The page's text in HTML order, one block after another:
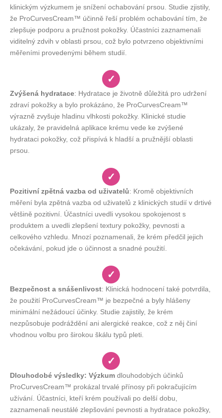
klinickým výzkumem je snížení ochabování prsou. Studie zjistily,
že ProCurvesCream™ účinně řeší problém ochabování tím, že
zlepšuje podporu a pružnost pokožky. Účastníci zaznamenali
viditelný zdvih v oblasti prsou, což bylo potvrzeno objektivními
měřeními provedenými během studií.
✓
Zvýšená hydratace: Hydratace je životně důležitá pro udržení
zdraví pokožky a bylo prokázáno, že ProCurvesCream™
výrazně zvyšuje hladinu vlhkosti pokožky. Klinické studie
ukázaly, že pravidelná aplikace krému vede ke zvýšené
hydrataci pokožky, což přispívá k hladší a pružnější oblasti
prsou.
✓
Pozitivní zpětná vazba od uživatelů: Kromě objektivních
měření byla zpětná vazba od uživatelů z klinických studií v drtivé
většině pozitivní. Účastníci uvedli vysokou spokojenost s
produktem a uvedli zlepšení textury pokožky, pevnosti a
celkového vzhledu. Mnozí poznamenali, že krém předčil jejich
očekávání, pokud jde o účinnost a snadné použití.
✓
Bezpečnost a snášenlivost: Klinická hodnocení také potvrdila,
že použití ProCurvesCream™ je bezpečné a byly hlášeny
minimální nežádoucí účinky. Studie zajistily, že krém
nezpůsobuje podráždění ani alergické reakce, což z něj činí
vhodnou volbu pro širokou škálu typů pleti.
✓
Dlouhodobé výsledky: Výzkum dlouhodobých účinků
ProCurvesCream™ prokázal trvalé přínosy při pokračujícím
užívání. Účastníci, kteří krém používali po delší dobu,
zaznamenali neustálé zlepšování pevnosti a hydratace pokožky,